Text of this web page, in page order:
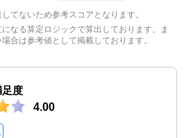
てないため参考スコアとなります。
なる算定ロジックで算出しております。ま
合は参考値として掲載しております。
度
4.00